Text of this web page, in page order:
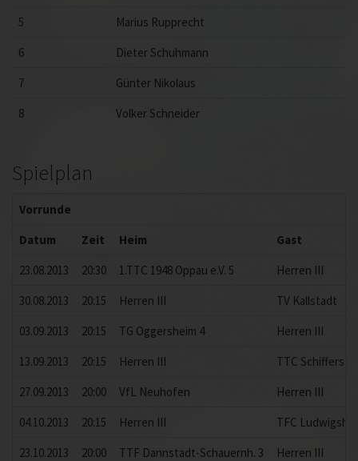
5
Marius Rupprecht
6
Dieter Schuhmann
7
Günter Nikolaus
8
Volker Schneider
Spielplan
Vorrunde
Datum
Zeit Heim
Gast
23.08.2013
20:30 1.TTC 1948 Oppau e.V. 5
Herren III
30.08.2013
20:15 Herren III
TV Kallstadt
03.09.2013
20:15 TG Oggersheim 4
Herren III
13.09.2013
20:15 Herren III
TTC
27.09.2013
20:00 VfL Neuhofen
Herren III
04.10.2013
20:15 Herren III
TFC
23.10.2013
20:00 TTF Dannstadt-Schauernh. 3
Herren III